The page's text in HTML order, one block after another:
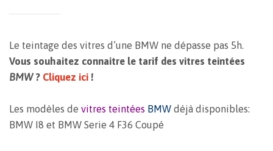
Le teintage des vitres d’une BMW ne dépasse pas 5h.
Vous souhaitez connaitre le tarif des vitres teintées
BMW? Cliquez ici !
Les modèles de vitres teintées BMW déjà disponibles:
BMW I8 et BMW Serie 4 F36 Coupé